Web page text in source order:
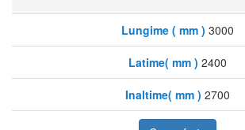
Lungime ( mm ) 3000
Latime( mm ) 2400
Inaltime( mm ) 2700